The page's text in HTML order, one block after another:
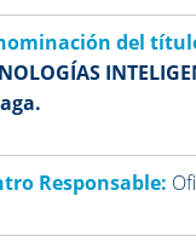
del
Responsable: